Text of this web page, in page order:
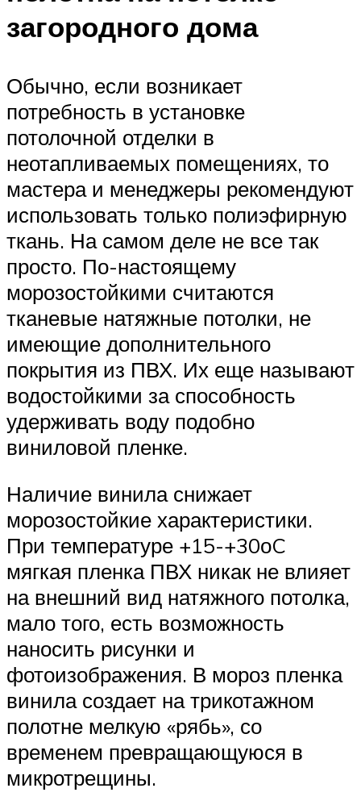
загородного дома
Обычно, если возникает
потребность в установке
потолочной отделки в
неотапливаемых помещениях, то
мастера и менеджеры рекомендуют
использовать только полиэфирную
ткань. На самом деле не все так
просто. По-настоящему
морозостойкими считаются
тканевые натяжные потолки, не
имеющие дополнительного
покрытия из ПВХ. Их еще называют
водостойкими за способность
удерживать воду подобно
виниловой пленке.
Наличие винила снижает
морозостойкие характеристики.
При температуре +15-+30оC
мягкая пленка ПВХ никак не влияет
на внешний вид натяжного потолка,
мало того, есть возможность
наносить рисунки и
фотоизображения. В мороз пленка
винила создает на трикотажном
полотне мелкую «рябь», со
временем превращающуюся в
микротрещины.